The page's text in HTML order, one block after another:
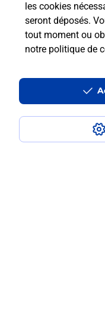
les cookies
seront déposés.
tout moment ou
notre politique de
Est-ce que je
à l’étranger
Est-ce que je
fois avec La
Est-ce que je
smartphone